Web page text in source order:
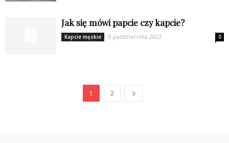
Jak się mówi papcie czy kapcie?
Kapcie męskie 8 października 2023 0
1 2